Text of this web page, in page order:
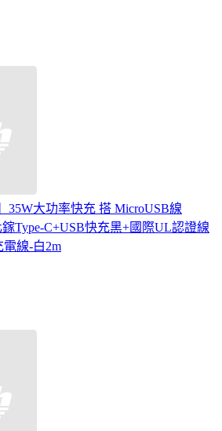
35W大功率快充 搭 MicroUSB線
鎵Type-C+USB快充黑+國際UL認證線
電線-白2m